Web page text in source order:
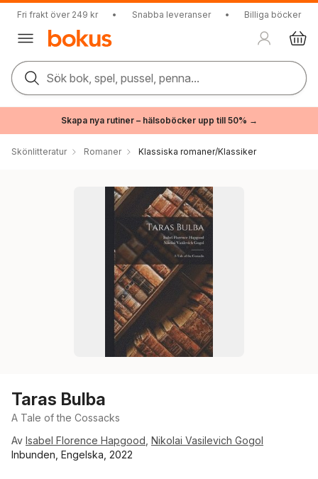
Fri frakt över 249 kr • Snabba leveranser • Billiga böcker
Sök bok, spel, pussel, penna...
Skapa nya rutiner – hälsoböcker upp till 50% →
Skönlitteratur Romaner Klassiska romaner/Klassiker
Taras Bulba
A Tale of the Cossacks
Av Isabel Florence Hapgood Nikolai Vasilevich Gogol
Inbunden, Engelska, 2022